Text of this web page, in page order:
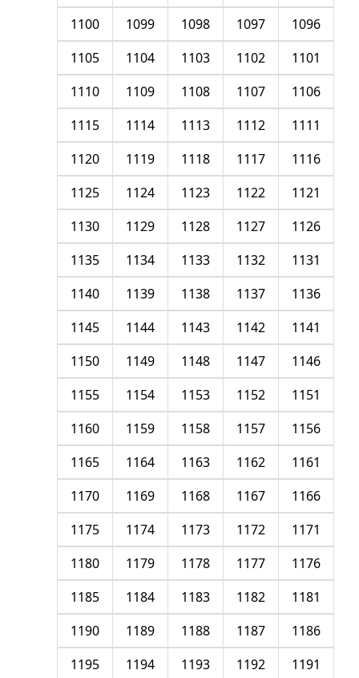
1096
1097
1098
1099
1100
1101
1102
1103
1104
1105
1106
1107
1108
1109
1110
1111
1112
1113
1114
1115
1116
1117
1118
1119
1120
1121
1122
1123
1124
1125
1126
1127
1128
1129
1130
1131
1132
1133
1134
1135
1136
1137
1138
1139
1140
1141
1142
1143
1144
1145
1146
1147
1148
1149
1150
1151
1152
1153
1154
1155
1156
1157
1158
1159
1160
1161
1162
1163
1164
1165
1166
1167
1168
1169
1170
1171
1172
1173
1174
1175
1176
1177
1178
1179
1180
1181
1182
1183
1184
1185
1186
1187
1188
1189
1190
1191
1192
1193
1194
1195